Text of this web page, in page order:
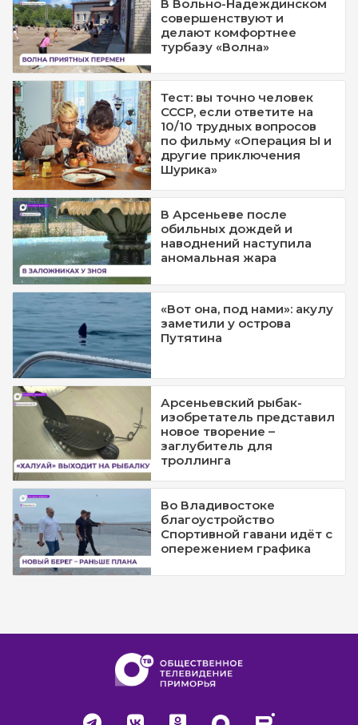
В Вольно-Надеждинском
совершенствуют и
делают комфортнее
турбазу «Волна»
Тест: вы точно человек
СССР, если ответите на
10/10 трудных вопросов
по фильму «Операция Ы и
другие приключения
Шурика»
В Арсеньеве после
обильных дождей и
наводнений наступила
аномальная жара
«Вот она, под нами»: акулу
заметили у острова
Путятина
Арсеньевский рыбак-
изобретатель представил
новое творение –
заглубитель для
троллинга
Во Владивостоке
благоустройство
Спортивной гавани идёт с
опережением графика